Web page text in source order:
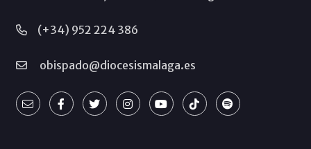
(+34) 952 224 386
obispado@diocesismalaga.es